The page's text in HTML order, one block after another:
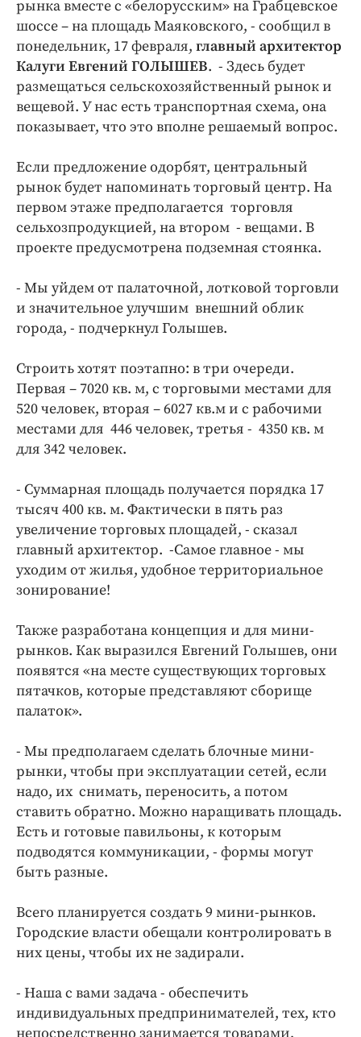
Интересное чтиво
Клиника года
Бренд года
Работодатель года
рынка вместе с «белорусским» на Грабцевское
шоссе – на площадь Маяковского, - сообщил в
понедельник, 17 февраля, главный архитектор
Калуги Евгений ГОЛЫШЕВ. - Здесь будет
размещаться сельскохозяйственный рынок и
вещевой. У нас есть транспортная схема, она
показывает, что это вполне решаемый вопрос.
Если предложение одорбят, центральный
рынок будет напоминать торговый центр. На
первом этаже предполагается торговля
сельхозпродукцией, на втором - вещами. В
проекте предусмотрена подземная стоянка.
- Мы уйдем от палаточной, лотковой торговли
и значительное улучшим внешний облик
города, - подчеркнул Голышев.
Строить хотят поэтапно: в три очереди.
Первая – 7020 кв. м, с торговыми местами для
520 человек, вторая – 6027 кв.м и с рабочими
местами для 446 человек, третья - 4350 кв. м
для 342 человек.
- Суммарная площадь получается порядка 17
тысяч 400 кв. м. Фактически в пять раз
увеличение торговых площадей, - сказал
главный архитектор. -Самое главное - мы
уходим от жилья, удобное территориальное
зонирование!
Также разработана концепция и для мини-
рынков. Как выразился Евгений Голышев, они
появятся «на месте существующих торговых
пятачков, которые представляют сборище
палаток».
- Мы предполагаем сделать блочные мини-
рынки, чтобы при эксплуатации сетей, если
надо, их снимать, переносить, а потом
ставить обратно. Можно наращивать площадь.
Есть и готовые павильоны, к которым
подводятся коммуникации, - формы могут
быть разные.
Всего планируется создать 9 мини-рынков.
Городские власти обещали контролировать в
них цены, чтобы их не задирали.
- Наша с вами задача - обеспечить
индивидуальных предпринимателей, тех, кто
непосредственно занимается товарами,